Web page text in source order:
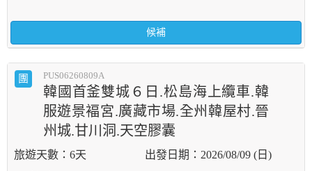
候補
團 PUS06260809A
韓國首釜雙城６日.松島海上纜車.韓
服遊景褔宮.廣藏市場.全州韓屋村.晉
州城.甘川洞.天空膠囊
6天 2026/08/09 (日)